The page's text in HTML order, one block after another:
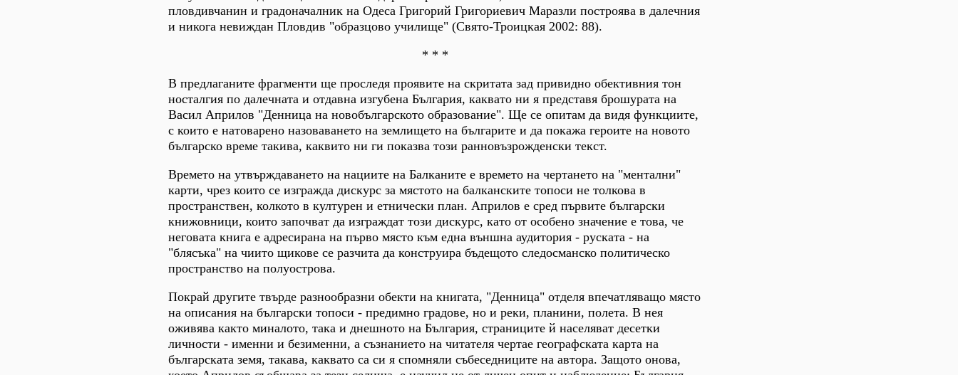
пловдивчанин и градоначалник на Одеса Григорий Григориевич Маразли построява в далечния
и никога невиждан Пловдив "образцово училище" (Свято-Троицкая 2002: 88).
* * *
В предлаганите фрагменти ще проследя проявите на скритата зад привидно обективния тон
носталгия по далечната и отдавна изгубена България, каквато ни я представя брошурата на
Васил Априлов "Денница на новобългарското образование". Ще се опитам да видя функциите,
с които е натоварено назоваването на землището на българите и да покажа героите на новото
българско време такива, каквито ни ги показва този ранновъзрожденски текст.
Времето на утвърждаването на нациите на Балканите е времето на чертането на "ментални"
карти, чрез които се изгражда дискурс за мястото на балканските топоси не толкова в
пространствен, колкото в културен и етнически план. Априлов е сред първите български
книжовници, които започват да изграждат този дискурс, като от особено значение е това, че
неговата книга е адресирана на първо място към една външна аудитория - руската - на
"блясъка" на чиито щикове се разчита да конструира бъдещото следосманско политическо
пространство на полуострова.
Покрай другите твърде разнообразни обекти на книгата, "Денница" отделя впечатляващо място
на описания на български топоси - предимно градове, но и реки, планини, полета. В нея
оживява както миналото, така и днешното на България, страниците й населяват десетки
личности - именни и безименни, а съзнанието на читателя чертае географската карта на
българската земя, такава, каквато са си я спомняли събеседниците на автора. Защото онова,